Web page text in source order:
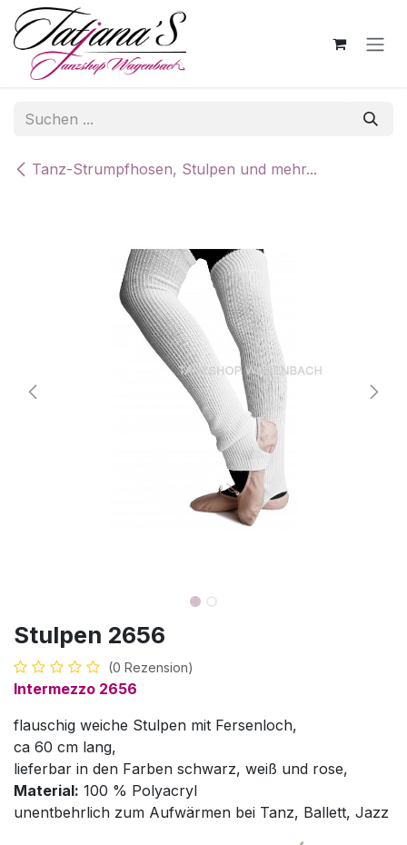
Zum Inhalt springen
Tanz-Strumpfhosen, Stulpen und mehr...
Stulpen 2656
(0 Rezension)
Intermezzo 2656
flauschig weiche Stulpen mit Fersenloch,
ca 60 cm lang,
lieferbar in den Farben schwarz, weiß und rose,
Material: 100 % Polyacryl
unentbehrlich zum Aufwärmen bei Tanz, Ballett, Jazz